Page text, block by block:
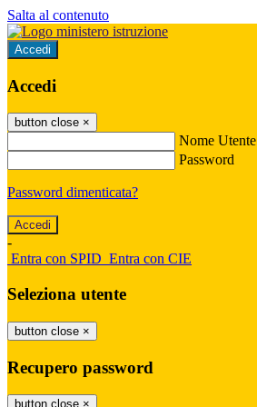
Salta al contenuto
Accedi
Accedi
button close ×
Nome Utente
Password
Password dimenticata?
-
Entra con SPID Entra con CIE
Seleziona utente
button close ×
Recupero password
button close ×